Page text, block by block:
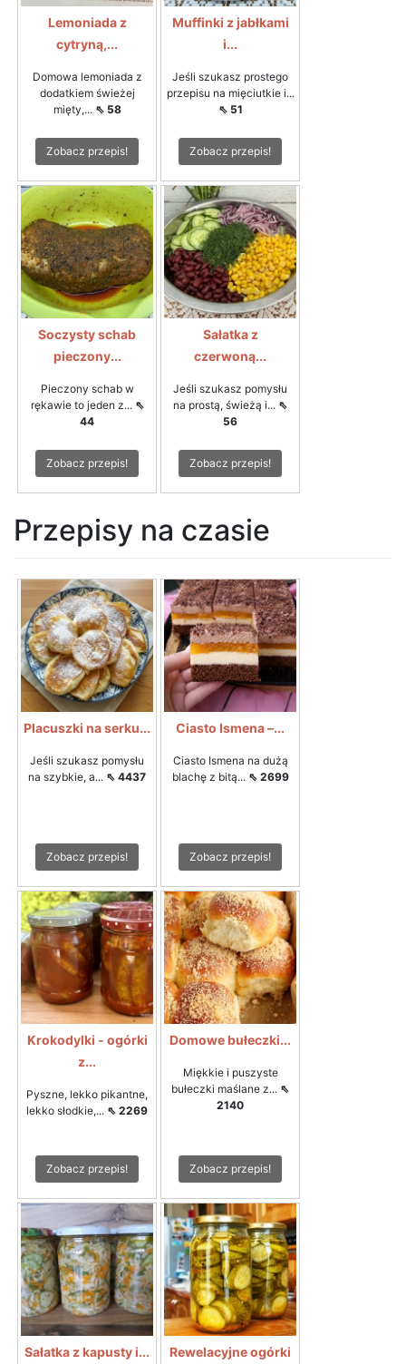
Lemoniada z
cytryną,...
Domowa lemoniada z
dodatkiem świeżej
mięty,... ⇖ 58
Zobacz przepis!
Muffinki z jabłkami
i...
Jeśli szukasz prostego
przepisu na mięciutkie i...
⇖ 51
Zobacz przepis!
Soczysty schab
pieczony...
Pieczony schab w
rękawie to jeden z... ⇖
44
Zobacz przepis!
Sałatka z
czerwoną...
Jeśli szukasz pomysłu
na prostą, świeżą i... ⇖
56
Zobacz przepis!
Przepisy na czasie
Placuszki na serku...
Jeśli szukasz pomysłu
na szybkie, a... ⇖ 4437
Zobacz przepis!
Ciasto Ismena –...
Ciasto Ismena na dużą
blachę z bitą... ⇖ 2699
Zobacz przepis!
Krokodylki - ogórki
z...
Pyszne, lekko pikantne,
lekko słodkie,... ⇖ 2269
Zobacz przepis!
Domowe bułeczki...
Miękkie i puszyste
bułeczki maślane z... ⇖
2140
Zobacz przepis!
Sałatka z kapusty i...
Rewelacyjne ogórki